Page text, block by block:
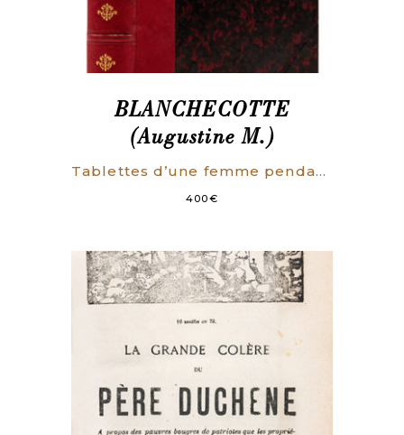
BLANCHECOTTE
(Augustine M.)
Tablettes d’une femme pendant la Commune.
400€